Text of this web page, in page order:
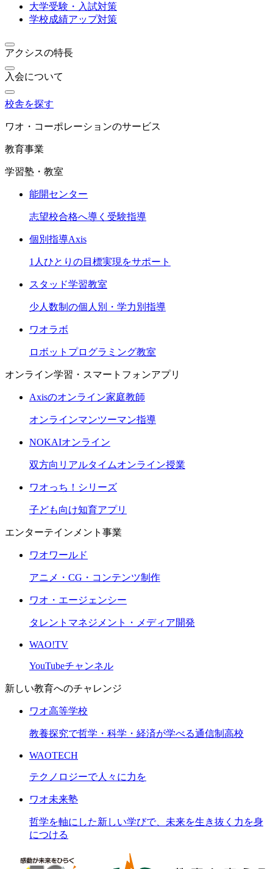
大学受験・入試対策
学校成績アップ対策
アクシスの特長
入会について
校舎を探す
ワオ・コーポレーションのサービス
教育事業
学習塾・教室
能開センター
志望校合格へ導く受験指導
個別指導Axis
1人ひとりの目標実現をサポート
スタッド学習教室
少人数制の個人別・学力別指導
ワオラボ
ロボットプログラミング教室
オンライン学習・スマートフォンアプリ
Axisのオンライン家庭教師
オンラインマンツーマン指導
NOKAIオンライン
双方向リアルタイムオンライン授業
ワオっち！シリーズ
子ども向け知育アプリ
エンターテインメント事業
ワオワールド
アニメ・CG・コンテンツ制作
ワオ・エージェンシー
タレントマネジメント・メディア開発
WAO!TV
YouTubeチャンネル
新しい教育へのチャレンジ
ワオ高等学校
教養探究で哲学・科学・経済が学べる通信制高校
WAOTECH
テクノロジーで人々に力を
ワオ未来塾
哲学を軸にした新しい学びで、未来を生き抜く力を身
につける